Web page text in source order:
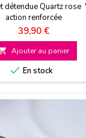
détendue Quartz
action renforcée
Prix
39,90 €
Ajouter au panier
 En stock